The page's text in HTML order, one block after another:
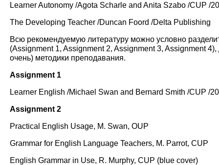
Learner Autonomy /Agota Scharle and Anita Szabo /CUP /
The Developing Teacher /Duncan Foord /Delta Publishing
Всю рекомендуемую литературу можно условно
(Assignment 1, Assignment 2, Assignment 3, Assignment
очень) методики преподавания.
Assignment 1
Learner English /Michael Swan and Bernard Smith /CUP /
Assignment 2
Practical English Usage, M. Swan, OUP
Grammar for English Language Teachers, M. Parrot, CUP
English Grammar in Use, R. Murphy, CUP (blue cover)